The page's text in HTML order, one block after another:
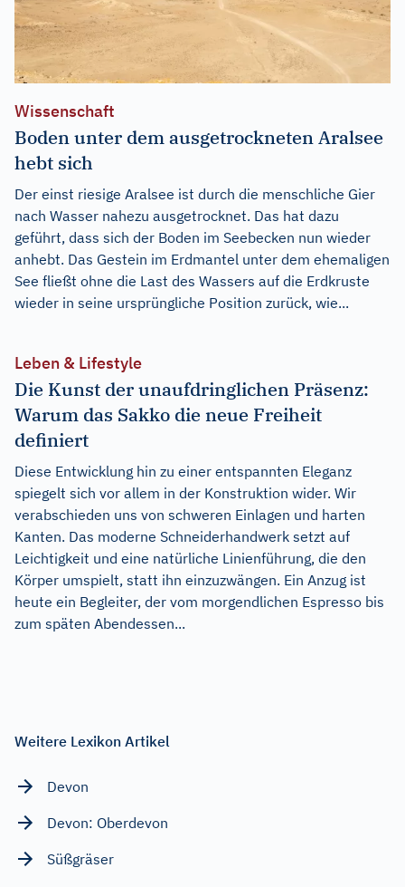
Wissenschaft
Boden unter dem ausgetrockneten Aralsee
hebt sich
Der einst riesige Aralsee ist durch die menschliche Gier
nach Wasser nahezu ausgetrocknet. Das hat dazu
geführt, dass sich der Boden im Seebecken nun wieder
anhebt. Das Gestein im Erdmantel unter dem ehemaligen
See fließt ohne die Last des Wassers auf die Erdkruste
wieder in seine ursprüngliche Position zurück, wie...
Leben & Lifestyle
Die Kunst der unaufdringlichen Präsenz:
Warum das Sakko die neue Freiheit
definiert
Diese Entwicklung hin zu einer entspannten Eleganz
spiegelt sich vor allem in der Konstruktion wider. Wir
verabschieden uns von schweren Einlagen und harten
Kanten. Das moderne Schneiderhandwerk setzt auf
Leichtigkeit und eine natürliche Linienführung, die den
Körper umspielt, statt ihn einzuzwängen. Ein Anzug ist
heute ein Begleiter, der vom morgendlichen Espresso bis
zum späten Abendessen...
Weitere Lexikon Artikel
Devon
Devon: Oberdevon
Süßgräser